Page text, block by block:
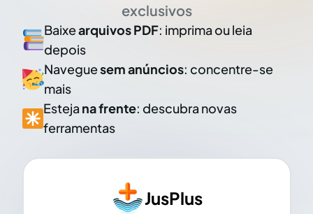
exclusivos
Baixearquivos PDF: imprima ou leia
depois
Naveguesem anúncios: concentre-se
mais
Esteja na frente: descubra novas
ferramentas
JusPlus